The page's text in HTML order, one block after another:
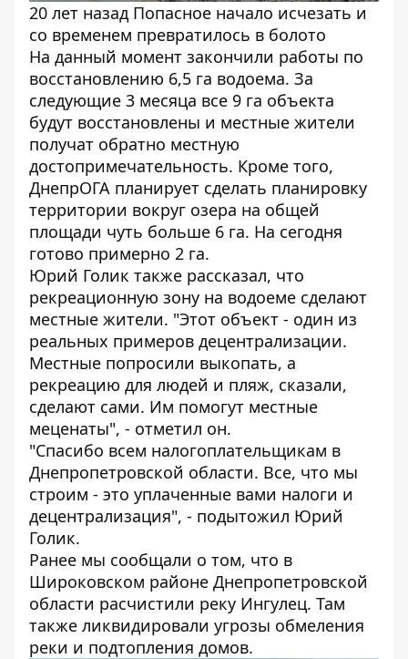
20 лет назад Попасное начало исчезать и
со временем превратилось в болото
На данный момент закончили работы по
восстановлению 6,5 га водоема. За
следующие 3 месяца все 9 га объекта
будут восстановлены и местные жители
получат обратно местную
достопримечательность. Кроме того,
ДнепрОГА планирует сделать планировку
территории вокруг озера на общей
площади чуть больше 6 га. На сегодня
готово примерно 2 га.
Юрий Голик также рассказал, что
рекреационную зону на водоеме сделают
местные жители. "Этот объект - один из
реальных примеров децентрализации.
Местные попросили выкопать, а
рекреацию для людей и пляж, сказали,
сделают сами. Им помогут местные
меценаты", - отметил он.
"Спасибо всем налогоплательщикам в
Днепропетровской области. Все, что мы
строим - это уплаченные вами налоги и
децентрализация", - подытожил Юрий
Голик.
Ранее мы сообщали о том, что в
Широковском районе Днепропетровской
области расчистили реку Ингулец. Там
также ликвидировали угрозы обмеления
реки и подтопления домов.